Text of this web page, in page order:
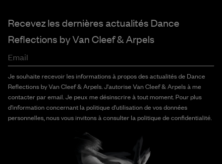
Recevez les dernières actualités Dance
Reflections byVan Cleef & Arpels
Email
Je souhaite recevoir les informations à propos des actualités de Dance
Reflections by Van Cleef & Arpels. J'autorise Van Cleef & Arpels à me
contacter par email. Je peux me désinscrire à tout moment. Pour plus
d'information concernant la politique d'utilisation de vos données
personnelles, nous vous invitons à consulter la politique de confidentialité.